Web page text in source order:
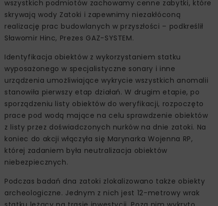
wszystkich podmiotów zachowamy cenne zabytki, które
skrywają wody Zatoki i zapewnimy niezakłóconą
realizację prac budowlanych w przyszłości – podkreślił
Sławomir Hinc, Prezes GAZ-SYSTEM.
Identyfikacja obiektów z wykorzystaniem statku
wyposażonego w specjalistyczne sonary i inne
urządzenia umożliwiające wykrycie wszystkich anomalii
stanowiła pierwszy etap działań. W drugim etapie, po
sporządzeniu listy obiektów do weryfikacji, rozpoczęto
prace pod wodą mające na celu sprawdzenie obiektów
z listy przez doświadczonych nurków na dnie zatoki. Na
koniec do akcji włączyła się Marynarka Wojenna RP,
której zadaniem była neutralizacja obiektów
niebezpiecznych.
Podczas badań dna zatoki zlokalizowano także obiekty
archeologiczne. Jednym z nich jest 12-metrowy wrak